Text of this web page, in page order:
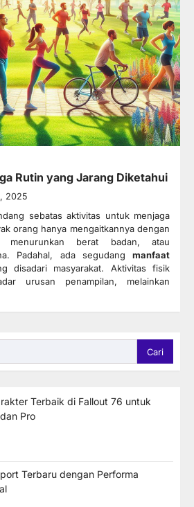
Rutin yang Jarang Diketahui
2025
sebatas aktivitas untuk menjaga
orang hanya mengaitkannya dengan
menurunkan berat badan, atau
Padahal, ada segudang manfaat
disadari masyarakat. Aktivitas fisik
urusan penampilan, melainkan
Terbaik di Fallout 76 untuk
Pro
Terbaru dengan Performa